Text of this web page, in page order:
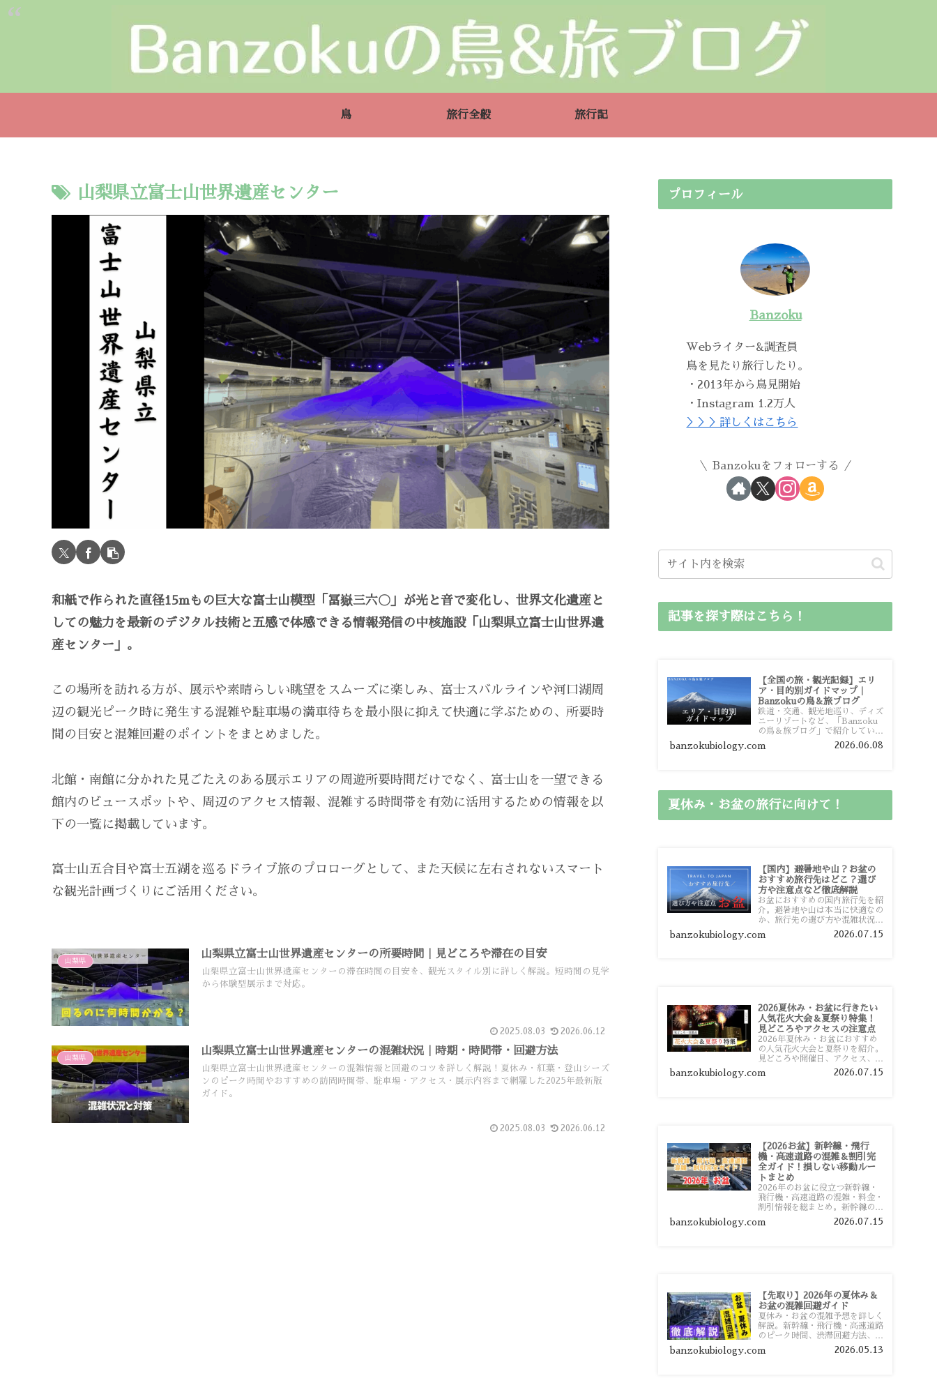
鳥 旅行全般 旅行記
山梨県立富士山世界遺産センター
和紙で作られた直径15mもの巨大な富士山模型「冨嶽三六〇」が光と音で変化し、世界文化遺産と
しての魅力を最新のデジタル技術と五感で体感できる情報発信の中核施設「山梨県立富士山世界遺
産センター」。
この場所を訪れる方が、展示や素晴らしい眺望をスムーズに楽しみ、富士スバルラインや河口湖周
辺の観光ピーク時に発生する混雑や駐車場の満車待ちを最小限に抑えて快適に学ぶための、所要時
間の目安と混雑回避のポイントをまとめました。
北館・南館に分かれた見ごたえのある展示エリアの周遊所要時間だけでなく、富士山を一望できる
館内のビュースポットや、周辺のアクセス情報、混雑する時間帯を有効に活用するための情報を以
下の一覧に掲載しています。
富士山五合目や富士五湖を巡るドライブ旅のプロローグとして、また天候に左右されないスマート
な観光計画づくりにご活用ください。
山梨県
山梨県立富士山世界遺産センターの所要時間｜見どころや滞在の目安
山梨県立富士山世界遺産センターの滞在時間の目安を、観光スタイル別に詳しく解説。短時間の見学
から体験型展示まで対応。
2025.08.03 2026.06.12
山梨県
山梨県立富士山世界遺産センターの混雑状況｜時期・時間帯・回避方法
山梨県立富士山世界遺産センターの混雑情報と回避のコツを詳しく解説！夏休み・紅葉・登山シーズ
ンのピーク時間やおすすめの訪問時間帯、駐車場・アクセス・展示内容まで網羅した2025年最新版
ガイド。
2025.08.03 2026.06.12
プロフィール
Banzoku
Webライター&調査員
鳥を見たり旅行したり。
・2013年から鳥見開始
・Instagram 1.2万人
＞＞＞詳しくはこちら
Banzokuをフォローする
記事を探す際はこちら！
【全国の旅・観光記録】エリ
ア・目的別ガイドマップ｜
Banzokuの鳥＆旅ブログ
鉄道・交通、観光地巡り、ディズ
ニーリゾートなど、「Banzoku
の鳥＆旅ブログ」で紹介している
全国の旅行・観光記録をエリアや
目的別に整理しました。あなたが
banzokubiology.com 2026.06.08
夏休み・お盆の旅行に向けて！
【国内】避暑地や山？お盆の
おすすめ旅行先はどこ？選び
方や注意点など徹底解説
お盆におすすめの国内旅行先を紹
介。避暑地や山は本当に快適なの
か、旅行先の選び方や混雑状況、
注意点、比較的混雑を避けやすい
おすすめスポットまで旅行前に役
banzokubiology.com 2026.07.15
2026夏休み・お盆に行きたい
人気花火大会＆夏祭り特集！
見どころやアクセスの注意点
2026年夏休み・お盆におすすめ
の人気花火大会と夏祭りを紹介。
見どころや開催日、アクセス、混
雑対策、旅行前に知っておきたい
注意点をわかりやすく解説しま
banzokubiology.com 2026.07.15
【2026お盆】新幹線・飛行
機・高速道路の混雑＆割引完
全ガイド！損しない移動ルー
トまとめ
2026年のお盆に役立つ新幹線・
飛行機・高速道路の混雑・料金・
割引情報を総まとめ。新幹線の予
約や最繁忙期料金、飛行機を安く
予約するコツ、高速道路の休日割
banzokubiology.com 2026.07.15
【先取り】2026年の夏休み＆
お盆の混雑回避ガイド
夏休み・お盆の混雑予想を詳しく
解説。新幹線・飛行機・高速道路
のピーク時間、渋滞回避方法、混
雑しやすい観光地、交通手段別の
特徴まで旅行者向けに分かりやす
banzokubiology.com 2026.05.13